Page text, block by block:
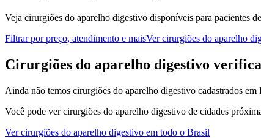
Veja cirurgiões do aparelho digestivo disponíveis para pacientes
Filtrar por preço, atendimento e maisVercirurgiões do aparelho
Cirurgiões do aparelho digestivo
Ainda não temos cirurgiões do aparelho digestivo cadastrados em
Você pode vercirurgiões do aparelho digestivo de cidades
Vercirurgiões do aparelho digestivo em todo o Brasil